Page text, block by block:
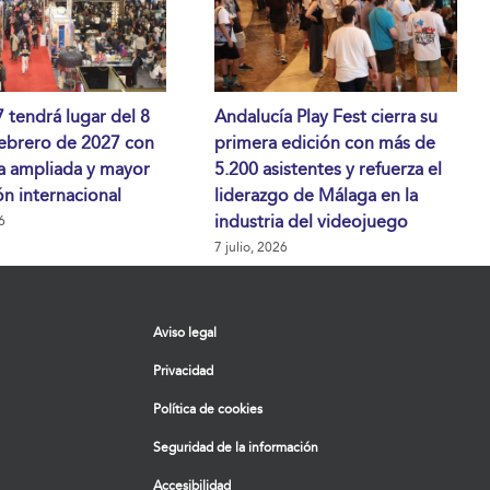
tendrá lugar del 8
de 2027 con
ampliada y mayor
internacional
Andalucía Play Fest cierra su
primera edición con más de
5.200 asistentes y refuerza el
liderazgo de Málaga en la
industria del videojuego
7 julio, 2026
Aviso legal
Privacidad
Política de cookies
Seguridad de la información
Accesibilidad